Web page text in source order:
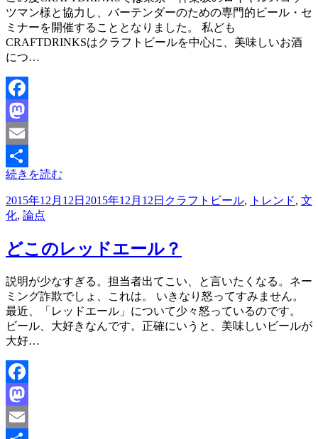
ツマン様と協力し、バーテンダーのための専門的ビール・セ
ミナーを開催することとなりました。 私ども
CRAFTDRINKSはクラフトビールを中心に、美味しいお酒
につ…
Facebook
Mastodon
Email
共
有
続きを読む
投
稿
2015年12月12日 2015年12月12日 クラフトビール, トレンド, 文
化, 論点
どこのレッドエール？
投稿者master
説明が少なすぎる。担当者出てこい、と言いたくなる。ネー
ミング詐欺でしょ、これは。 いきなり怒ってすみません。
最近、「レッドエール」について少々怒っているのです。
ビール、大好きなんです。正確にいうと、美味しいビールが
大好…
Facebook
Mastodon